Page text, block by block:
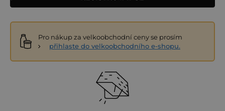
Pro nákup za velkoobchodní ceny se prosím
přihlaste do velkoobchodního e-shopu.